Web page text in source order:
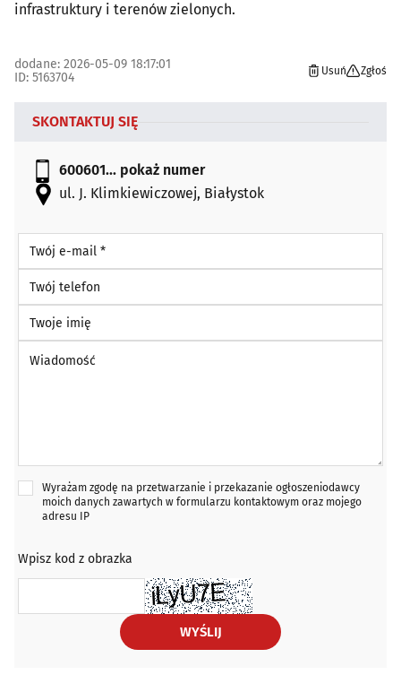
infrastruktury i terenów zielonych.
dodane: 2026-05-09 18:17:01
ID: 5163704
Usuń Zgłoś
SKONTAKTUJ SIĘ
600601... pokaż numer
ul. J. Klimkiewiczowej, Białystok
Wyrażam zgodę na przetwarzanie i przekazanie ogłoszeniodawcy
moich danych zawartych w formularzu kontaktowym oraz mojego
adresu IP
Wpisz kod z obrazka
WYŚLIJ